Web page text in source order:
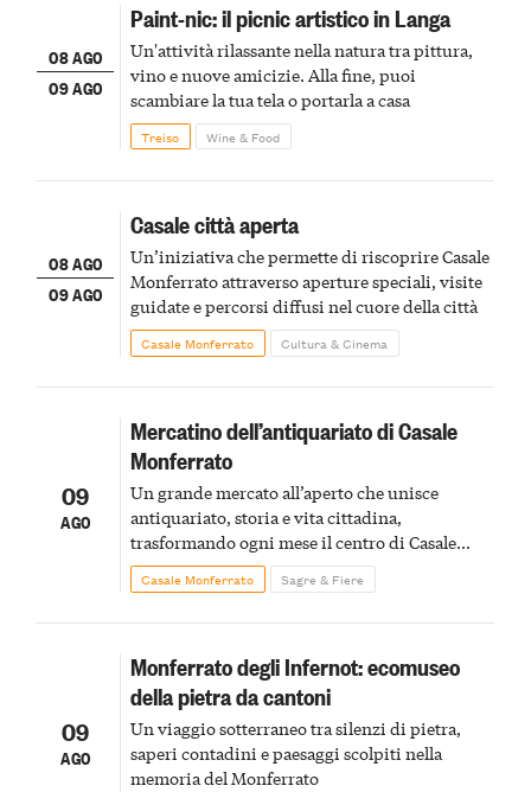
08 AGO
09 AGO
Paint-nic: il picnic artistico in Langa
Un'attività rilassante nella natura tra pittura,
vino e nuove amicizie. Alla fine, puoi
scambiare la tua tela o portarla a casa
Treiso Wine & Food
08 AGO
09 AGO
Casale città aperta
Un’iniziativa che permette di riscoprire Casale
Monferrato attraverso aperture speciali, visite
guidate e percorsi diffusi nel cuore della città
Casale Monferrato Cultura & Cinema
09
AGO
Mercatino dell’antiquariato di Casale
Monferrato
Un grande mercato all’aperto che unisce
antiquariato, storia e vita cittadina,
trasformando ogni mese il centro di Casale
Monferrato in un luogo di scoperta e racconto
Casale Monferrato Sagre & Fiere
09
AGO
Monferrato degli Infernot: ecomuseo
della pietra da cantoni
Un viaggio sotterraneo tra silenzi di pietra,
saperi contadini e paesaggi scolpiti nella
memoria del Monferrato